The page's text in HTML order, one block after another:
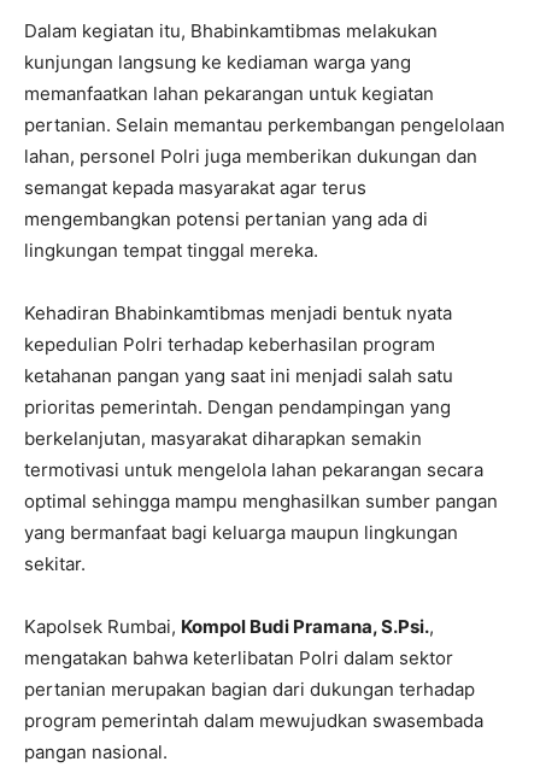
Dalam kegiatan itu, Bhabinkamtibmas melakukan
kunjungan langsung ke kediaman warga yang
memanfaatkan lahan pekarangan untuk kegiatan
pertanian. Selain memantau perkembangan pengelolaan
lahan, personel Polri juga memberikan dukungan dan
semangat kepada masyarakat agar terus
mengembangkan potensi pertanian yang ada di
lingkungan tempat tinggal mereka.
Kehadiran Bhabinkamtibmas menjadi bentuk nyata
kepedulian Polri terhadap keberhasilan program
ketahanan pangan yang saat ini menjadi salah satu
prioritas pemerintah. Dengan pendampingan yang
berkelanjutan, masyarakat diharapkan semakin
termotivasi untuk mengelola lahan pekarangan secara
optimal sehingga mampu menghasilkan sumber pangan
yang bermanfaat bagi keluarga maupun lingkungan
sekitar.
Kapolsek Rumbai, Kompol Budi Pramana, S.Psi.,
mengatakan bahwa keterlibatan Polri dalam sektor
pertanian merupakan bagian dari dukungan terhadap
program pemerintah dalam mewujudkan swasembada
pangan nasional.